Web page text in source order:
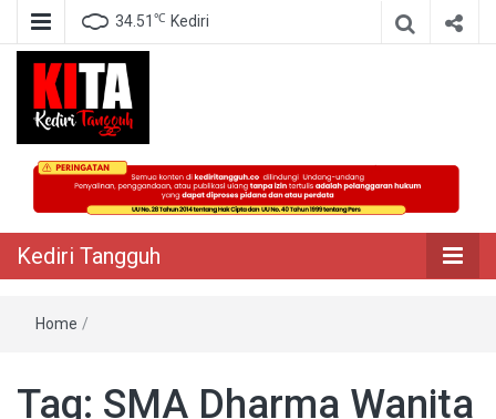
34.51 ℃ Kediri
Kediri Tangguh
Berita Akurat Terpercaya
Kediri Tangguh
Home /
Tag: SMA Dharma Wanita